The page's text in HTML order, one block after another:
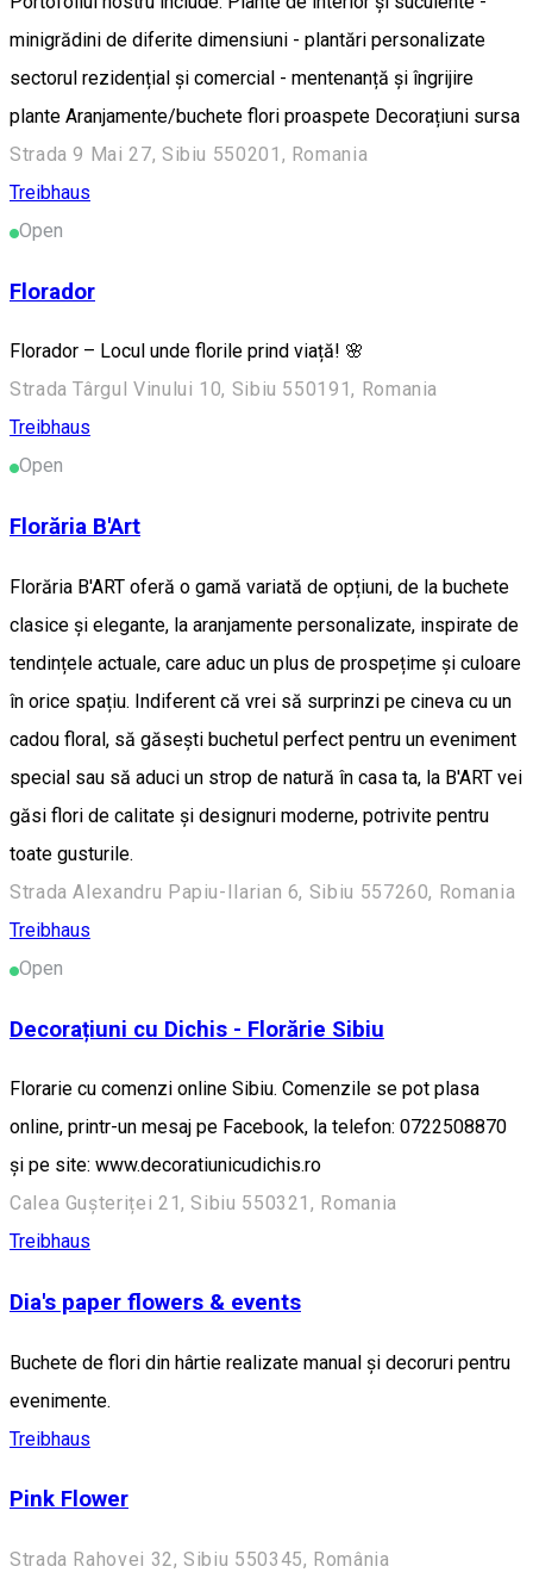
minigrădini de diferite dimensiuni - plantări personalizate
sectorul rezidențial și comercial - mentenanță și îngrijire
plante Aranjamente/buchete flori proaspete Decorațiuni sursa
Strada 9 Mai 27, Sibiu 550201, Romania
Treibhaus
Open
Florador
Florador – Locul unde florile prind viață! 🌸
Strada Târgul Vinului 10, Sibiu 550191, Romania
Treibhaus
Open
Florăria B'Art
Florăria B'ART oferă o gamă variată de opțiuni, de la buchete
clasice și elegante, la aranjamente personalizate, inspirate de
tendințele actuale, care aduc un plus de prospețime și culoare
în orice spațiu. Indiferent că vrei să surprinzi pe cineva cu un
cadou floral, să găsești buchetul perfect pentru un eveniment
special sau să aduci un strop de natură în casa ta, la B'ART vei
găsi flori de calitate și designuri moderne, potrivite pentru
toate gusturile.
Strada Alexandru Papiu-Ilarian 6, Sibiu 557260, Romania
Treibhaus
Open
Decorațiuni cu Dichis - Florărie Sibiu
Florarie cu comenzi online Sibiu. Comenzile se pot plasa
online, printr-un mesaj pe Facebook, la telefon: 0722508870
și pe site: www.decoratiunicudichis.ro
Calea Gușteriței 21, Sibiu 550321, Romania
Treibhaus
Dia's paper flowers & events
Buchete de flori din hârtie realizate manual și decoruri pentru
evenimente.
Treibhaus
Pink Flower
Strada Rahovei 32, Sibiu 550345, România